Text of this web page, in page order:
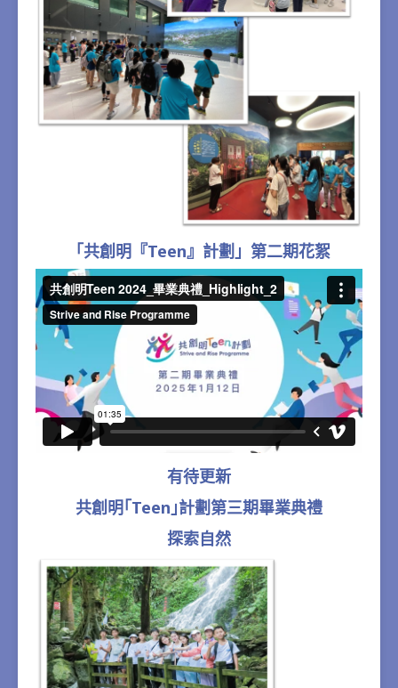
「共創明『Teen』計劃」第二期花絮
有待更新
共創明｢Teen｣計劃第三期畢業典禮
探索自然